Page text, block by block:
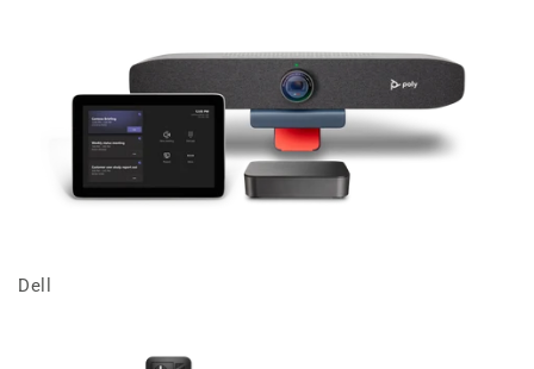
Dell